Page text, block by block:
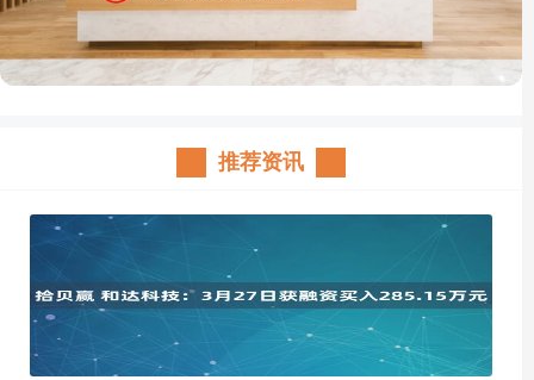
推荐资讯